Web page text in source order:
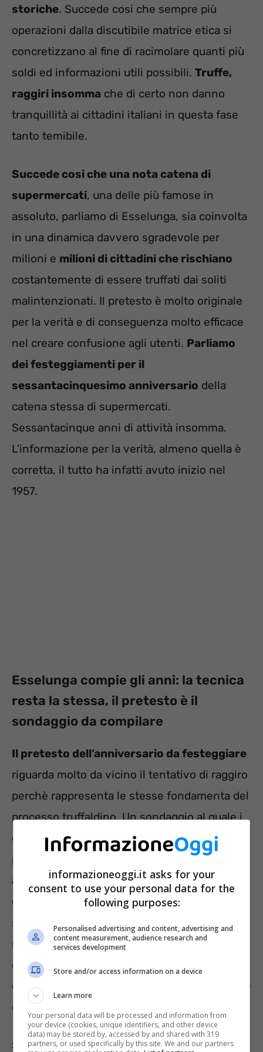
storiche. Succede cosi che sempre più
operazioni dalla discutibile matrice etica si
concretizzano al fine di racimolare quanti più
soldi ed informazioni utili possibili. Truffe,
raggiri insomma che di certo non danno
tranquillità ai cittadini italiani in questa fase
tanto temibile.
Succede cosi che una nota catena di
supermercati, una delle più famose in
assoluto, parliamo di Esselunga, sia coinvolta
in una dinamica davvero sgradevole per
milioni e milioni di cittadini che rischiano
costantemente di essere truffati dai soliti
malintenzionati. Il pretesto è molto originale
per la verità e di conseguenza molto efficace
nel creare confusione agli utenti. Parliamo
dei festeggiamenti per il
sessantacinquesimo anniversario della
catena stessa di supermercati.
Sessantacinque anni di attività insomma.
L’informazione per la verità, almeno quella è
corretta, il tutto ha infatti avuto inizio nel
1957.
Esselunga compie gli anni: la tecnica
resta la stessa, il pretesto è il
sondaggio da compilare
Il pretesto dell’anniversario da festeggiare
riguarda molto da vicino il tentativo di raggiro
perchè rappresenta le stesse fondamenta del
processo truffaldino. Un sondaggio al quale i
clienti sono invitati a partecipare e la
promessa della vincita di un buono da 500 o
addirittura 1000 euro al completamento
dell’intervista. Chiaramente il tutto è
soltanto un bluff, non esiste alcun sondaggio,
non esiste alcun buono. Il fine ultimo è quello
di truffare il malcapitato di turno,illudendolo
del fatto
che quei buoni siano effettivamente
disponibili per i clienti.
Se parliamo di Esselungaparliamo di una
informazioneoggi.it asks for your
consent to use your personal data for the
following purposes:
Personalised advertising and content, advertising and
content measurement, audience research and
services development
Store and/or access information on a device
Learn more
Your personal data will be processed and information from
your device (cookies, unique identifiers, and other device
data) may be stored by, accessed by and shared with 319
partners, or used specifically by this site. We and our partners